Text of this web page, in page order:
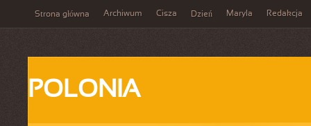
Strona główna Archiwum Cisza Dzień Maryla Redakcja
POLONIA